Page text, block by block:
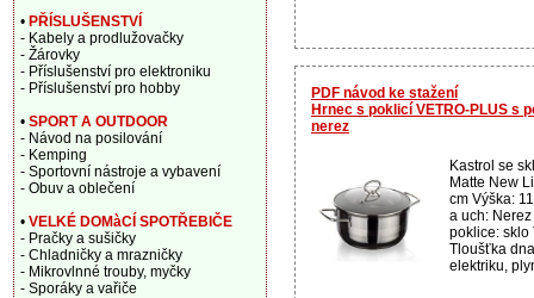
PDF návod ke stažení
Hrnec s poklicí VETRO-PLUS s
nerez
Kastrol se
Matte New
cm Výška:
a uch:
poklice: sklo
Tloušťka
elektriku,
• PŘÍSLUŠENSTVÍ
- Kabely a prodlužovačky
- Žárovky
- Příslušenství pro elektroniku
- Příslušenství pro hobby
• SPORT A OUTDOOR
- Návod na posilování
- Kemping
- Sportovní nástroje a vybavení
- Obuv a oblečení
• VELKÉ DOMàCÍ SPOTŘEBIČE
- Pračky a sušičky
- Chladničky a mrazničky
- Mikrovlnné trouby, myčky
- Sporáky a vařiče